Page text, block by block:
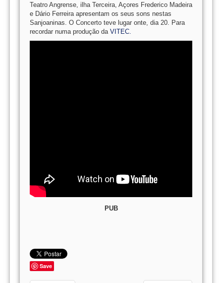
Teatro Angrense, ilha Terceira, Açores Frederico Madeira
e Dário Ferreira apresentam os seus sons nestas
Sanjoaninas. O Concerto teve lugar onte, dia 20. Para
recordar numa produção da VITEC.
PUB
Save